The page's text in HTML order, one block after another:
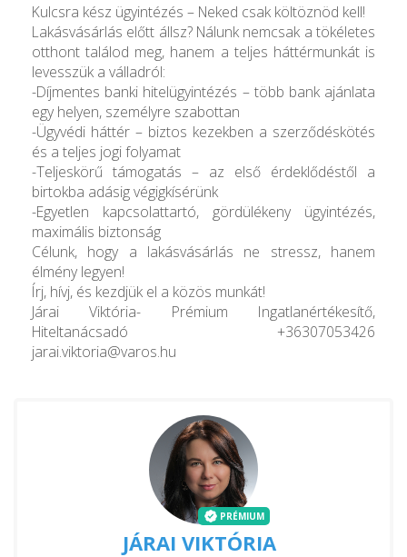
Kulcsra kész ügyintézés – Neked csak költöznöd kell!
Lakásvásárlás előtt állsz? Nálunk nemcsak a tökéletes
otthont találod meg, hanem a teljes háttérmunkát is
levesszük a válladról:
-Díjmentes banki hitelügyintézés – több bank ajánlata
egy helyen, személyre szabottan
-Ügyvédi háttér – biztos kezekben a szerződéskötés
és a teljes jogi folyamat
-Teljeskörű támogatás – az első érdeklődéstől a
birtokba adásig végigkísérünk
-Egyetlen kapcsolattartó, gördülékeny ügyintézés,
maximális biztonság
Célunk, hogy a lakásvásárlás ne stressz, hanem
élmény legyen!
Írj, hívj, és kezdjük el a közös munkát!
Járai Viktória- Prémium Ingatlanértékesítő,
Hiteltanácsadó +36307053426
jarai.viktoria@varos.hu
PRÉMIUM
JÁRAI VIKTÓRIA